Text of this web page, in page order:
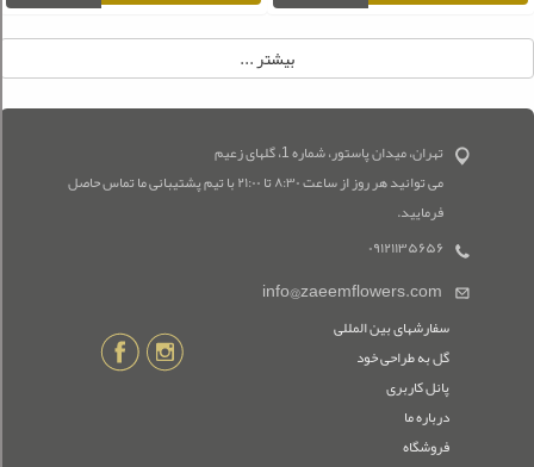
تهران، میدان پاستور، شماره 1، گلهای زعیم
می توانید هر روز از ساعت ۸:۳۰ تا ۲۱:۰۰ با تیم پشتیبانی ما تماس حاصل
فرمایید.
۰۹۱۲۱۱۳۵۶۵۶
info@zaeemflowers.com
سفارشهای بین المللی
گل به طراحی خود
پانل کاربری
درباره ما
فروشگاه